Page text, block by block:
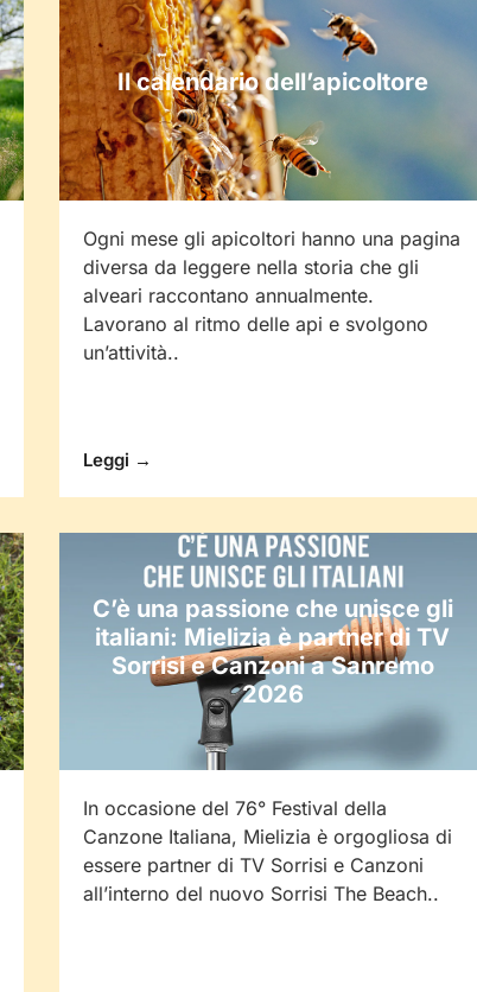
Il calendario dell’apicoltore
Ogni mese gli apicoltori hanno una pagina
diversa da leggere nella storia che gli
alveari raccontano annualmente.
Lavorano al ritmo delle api e svolgono
un’attività..
Leggi →
C’è una passione che unisce gli
italiani: Mielizia è partner di TV
Sorrisi e Canzoni a Sanremo
2026
In occasione del 76° Festival della
Canzone Italiana, Mielizia è orgogliosa di
essere partner di TV Sorrisi e Canzoni
all’interno del nuovo Sorrisi The Beach..